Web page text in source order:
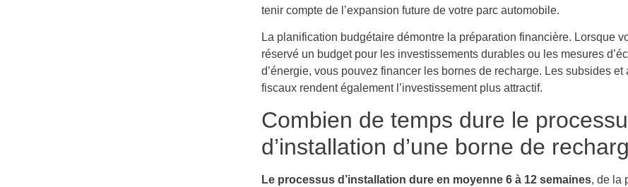
tenir compte de l’expansion future de votre parc automobile.
La planification budgétaire démontre la préparation financière. Lorsque
réservé un budget pour les investissements durables ou les mesures
d’énergie, vous pouvez financer les bornes de recharge. Les subsides et
fiscaux rendent également l’investissement plus attractif.
Combien de temps dure le
d’installation d’une borne de
Le processus d’installation dure en moyenne 6 à 12 semaines, de la